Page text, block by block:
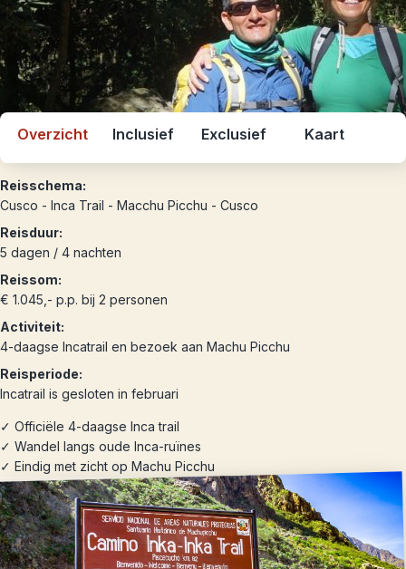
Overzicht Inclusief Exclusief Kaart
Reisschema:
Cusco - Inca Trail - Macchu Picchu - Cusco
Reisduur:
5 dagen / 4 nachten
Reissom:
€ 1.045,- p.p. bij 2 personen
Activiteit:
4-daagse Incatrail en bezoek aan Machu Picchu
Reisperiode:
Incatrail is gesloten in februari
✓ Officiële 4-daagse Inca trail
✓ Wandel langs oude Inca-ruïnes
✓ Eindig met zicht op Machu Picchu